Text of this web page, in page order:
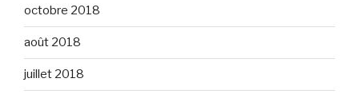
octobre 2018
août 2018
juillet 2018